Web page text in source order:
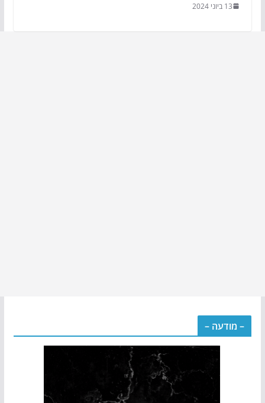
13 ביוני 2024
– מודעה –